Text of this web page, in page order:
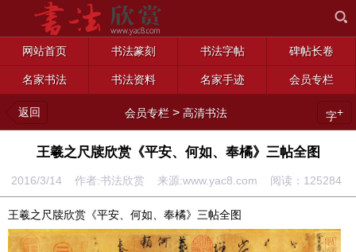
网站首页 书法篆刻 书法字帖 碑帖长卷
名家书法 书法资料 名家手迹 会员专栏
返回 会员专栏 >高清书法 字+
王羲之尺牍欣赏《平安、何如、奉橘》三帖全图
2016/3/14 作者:书法欣赏 来源:www.yac8.com 阅读： 125284
王羲之尺牍欣赏《平安、何如、奉橘》三帖全图